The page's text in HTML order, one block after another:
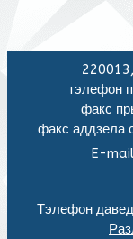
220013,
тэлефон
факс
факс аддзела
E-
Тэлефон